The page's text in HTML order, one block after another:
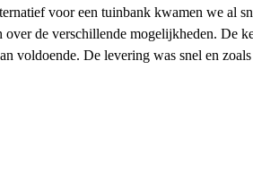
voor een tuinbank kwamen we al
over de verschillende mogelijkheden. De
voldoende. De levering was snel en